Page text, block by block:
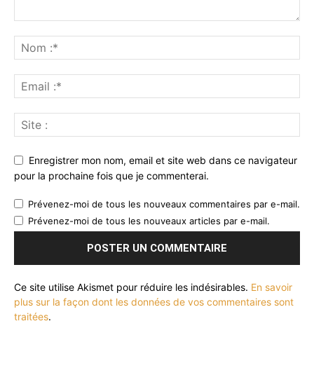
Enregistrer mon nom, email et site web dans ce navigateur
pour la prochaine fois que je commenterai.
Prévenez-moi de tous les nouveaux commentaires par e-mail.
Prévenez-moi de tous les nouveaux articles par e-mail.
Ce site utilise Akismet pour réduire les indésirables. En savoir
plus sur la façon dont les données de vos commentaires sont
traitées.